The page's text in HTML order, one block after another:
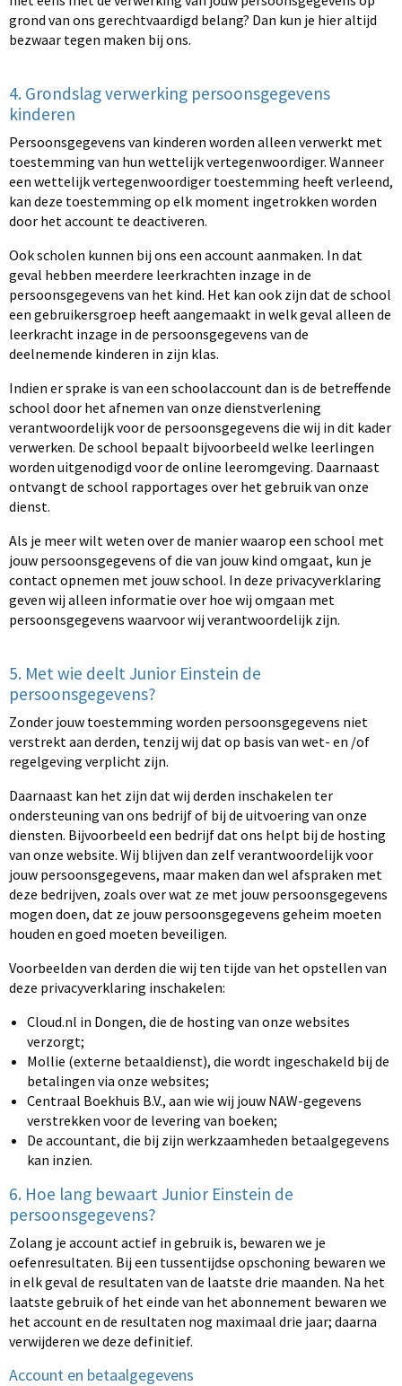
grond van ons gerechtvaardigd belang? Dan kun je hier altijd
bezwaar tegen maken bij ons.
4. Grondslag verwerking persoonsgegevens
kinderen
Persoonsgegevens van kinderen worden alleen verwerkt met
toestemming van hun wettelijk vertegenwoordiger. Wanneer
een wettelijk vertegenwoordiger toestemming heeft verleend,
kan deze toestemming op elk moment ingetrokken worden
door het account te deactiveren.
Ook scholen kunnen bij ons een account aanmaken. In dat
geval hebben meerdere leerkrachten inzage in de
persoonsgegevens van het kind. Het kan ook zijn dat de school
een gebruikersgroep heeft aangemaakt in welk geval alleen de
leerkracht inzage in de persoonsgegevens van de
deelnemende kinderen in zijn klas.
Indien er sprake is van een schoolaccount dan is de betreffende
school door het afnemen van onze dienstverlening
verantwoordelijk voor de persoonsgegevens die wij in dit kader
verwerken. De school bepaalt bijvoorbeeld welke leerlingen
worden uitgenodigd voor de online leeromgeving. Daarnaast
ontvangt de school rapportages over het gebruik van onze
dienst.
Als je meer wilt weten over de manier waarop een school met
jouw persoonsgegevens of die van jouw kind omgaat, kun je
contact opnemen met jouw school. In deze privacyverklaring
geven wij alleen informatie over hoe wij omgaan met
persoonsgegevens waarvoor wij verantwoordelijk zijn.
5. Met wie deelt Junior Einstein de
persoonsgegevens?
Zonder jouw toestemming worden persoonsgegevens niet
verstrekt aan derden, tenzij wij dat op basis van wet- en /of
regelgeving verplicht zijn.
Daarnaast kan het zijn dat wij derden inschakelen ter
ondersteuning van ons bedrijf of bij de uitvoering van onze
diensten. Bijvoorbeeld een bedrijf dat ons helpt bij de hosting
van onze website. Wij blijven dan zelf verantwoordelijk voor
jouw persoonsgegevens, maar maken dan wel afspraken met
deze bedrijven, zoals over wat ze met jouw persoonsgegevens
mogen doen, dat ze jouw persoonsgegevens geheim moeten
houden en goed moeten beveiligen.
Voorbeelden van derden die wij ten tijde van het opstellen van
deze privacyverklaring inschakelen:
Cloud.nl in Dongen, die de hosting van onze websites
verzorgt;
Mollie (externe betaaldienst), die wordt ingeschakeld bij de
betalingen via onze websites;
Centraal Boekhuis B.V., aan wie wij jouw NAW-gegevens
verstrekken voor de levering van boeken;
De accountant, die bij zijn werkzaamheden betaalgegevens
kan inzien.
6. Hoe lang bewaart Junior Einstein de
persoonsgegevens?
Zolang je account actief in gebruik is, bewaren we je
oefenresultaten. Bij een tussentijdse opschoning bewaren we
in elk geval de resultaten van de laatste drie maanden. Na het
laatste gebruik of het einde van het abonnement bewaren we
het account en de resultaten nog maximaal drie jaar; daarna
verwijderen we deze definitief.
Account en betaalgegevens